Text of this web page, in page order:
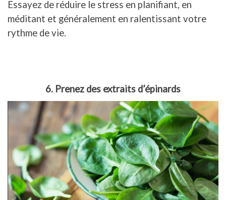
Essayez de réduire le stress en planifiant, en
méditant et généralement en ralentissant votre
rythme de vie.
6. Prenez des extraits d’épinards